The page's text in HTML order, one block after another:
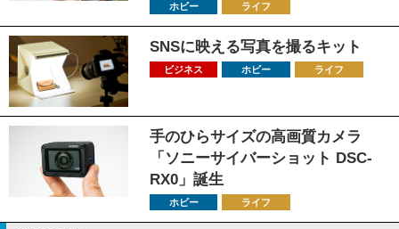
ホビー ライフ
SNSに映える写真を撮るキット
ビジネス ホビー ライフ
手のひらサイズの高画質カメラ
「ソニーサイバーショット DSC-
RX0」誕生
ホビー ライフ